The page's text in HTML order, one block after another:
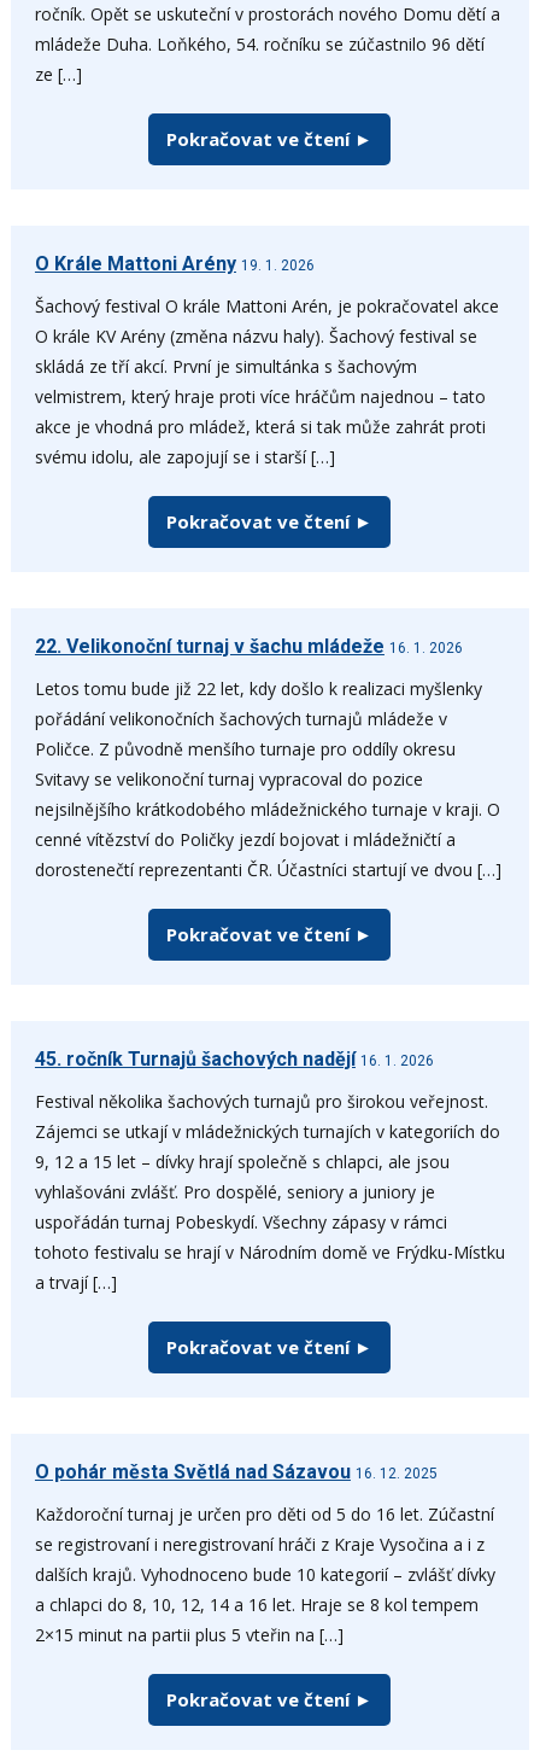
ročník. Opět se uskuteční v prostorách nového Domu dětí a
mládeže Duha. Loňkého, 54. ročníku se zúčastnilo 96 dětí
ze […]
Pokračovat ve čtení ►
O Krále Mattoni Arény 19. 1. 2026
Šachový festival O krále Mattoni Arén, je pokračovatel akce
O krále KV Arény (změna názvu haly). Šachový festival se
skládá ze tří akcí. První je simultánka s šachovým
velmistrem, který hraje proti více hráčům najednou – tato
akce je vhodná pro mládež, která si tak může zahrát proti
svému idolu, ale zapojují se i starší […]
Pokračovat ve čtení ►
22. Velikonoční turnaj v šachu mládeže 16. 1. 2026
Letos tomu bude již 22 let, kdy došlo k realizaci myšlenky
pořádání velikonočních šachových turnajů mládeže v
Poličce. Z původně menšího turnaje pro oddíly okresu
Svitavy se velikonoční turnaj vypracoval do pozice
nejsilnějšího krátkodobého mládežnického turnaje v kraji. O
cenné vítězství do Poličky jezdí bojovat i mládežničtí a
dorostenečtí reprezentanti ČR. Účastníci startují ve dvou […]
Pokračovat ve čtení ►
45. ročník Turnajů šachových nadějí 16. 1. 2026
Festival několika šachových turnajů pro širokou veřejnost.
Zájemci se utkají v mládežnických turnajích v kategoriích do
9, 12 a 15 let – dívky hrají společně s chlapci, ale jsou
vyhlašováni zvlášť. Pro dospělé, seniory a juniory je
uspořádán turnaj Pobeskydí. Všechny zápasy v rámci
tohoto festivalu se hrají v Národním domě ve Frýdku-Místku
a trvají […]
Pokračovat ve čtení ►
O pohár města Světlá nad Sázavou 16. 12. 2025
Každoroční turnaj je určen pro děti od 5 do 16 let. Zúčastní
se registrovaní i neregistrovaní hráči z Kraje Vysočina a i z
dalších krajů. Vyhodnoceno bude 10 kategorií – zvlášť dívky
a chlapci do 8, 10, 12, 14 a 16 let. Hraje se 8 kol tempem
2×15 minut na partii plus 5 vteřin na […]
Pokračovat ve čtení ►